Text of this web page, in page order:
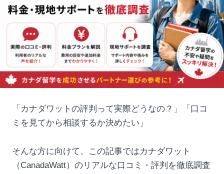
「カナダワットの評判って実際どうなの？」「口コ
ミを見てから相談するか決めたい」
そんな方に向けて、この記事ではカナダワット
（CanadaWatt）のリアルな口コミ・評判を徹底調査